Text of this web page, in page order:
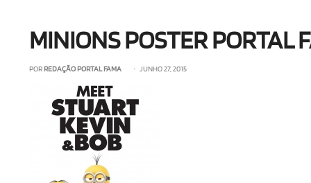
MINIONS POSTER PORTAL
POR REDAÇÃO PORTAL FAMA • JUNHO 27, 2015